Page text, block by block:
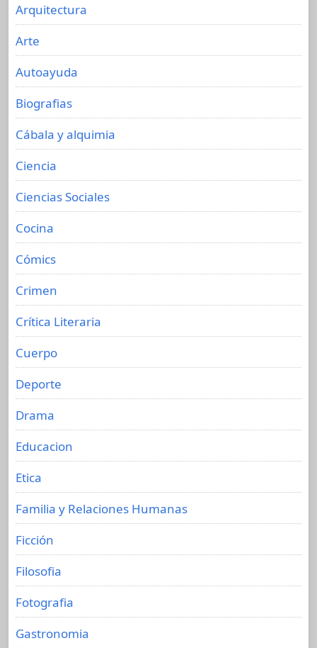
Arquitectura
Arte
Autoayuda
Biografias
Cábala y alquimia
Ciencia
Ciencias Sociales
Cocina
Cómics
Crimen
Crítica Literaria
Cuerpo
Deporte
Drama
Educacion
Etica
Familia y Relaciones Humanas
Ficción
Filosofia
Fotografia
Gastronomia